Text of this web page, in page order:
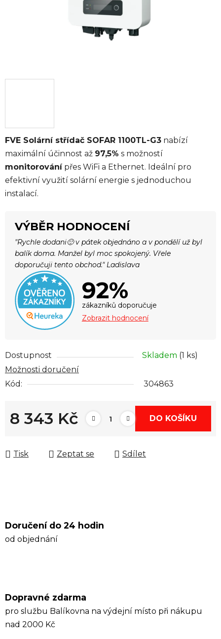
FVE Solární střídač SOFAR 1100TL-G3 nabízí
maximální účinnost až 97,5% s možností
monitorovánípřes WiFi a Ethernet. Ideální pro
efektivní využití solární energie s jednoduchou
instalací.
VÝBĚR HODNOCENÍ
"Rychle dodani🙂 v pátek objednáno a v pondělí už byl
balík doma. Manžel byl moc spokojený. Vřele
doporučuji tento obchod." Ladislava
92%
zákazníků doporučuje
Zobrazit hodnocení
Dostupnost Skladem (1 ks)
Možnosti doručení
Kód:
304863
8 343 Kč DO KOŠÍKU
Tisk Zeptat se Sdílet
Doručení do 24 hodin
od objednání
Dopravné zdarma
pro službu Balíkovna na výdejní místo při nákupu
nad 2000 Kč